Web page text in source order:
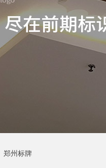
郑州标牌